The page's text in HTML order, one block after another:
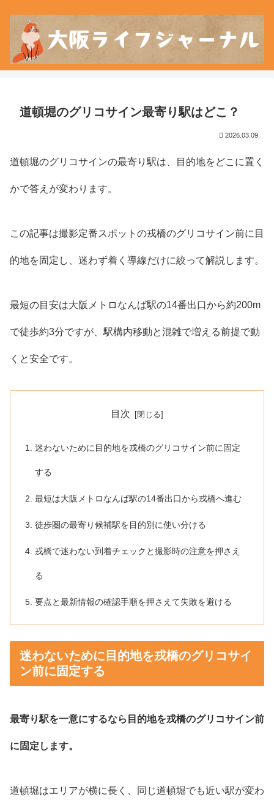
道頓堀のグリコサイン最寄り駅はどこ？
2026.03.09
道頓堀のグリコサインの最寄り駅は、目的地をどこに置く
かで答えが変わります。
この記事は撮影定番スポットの戎橋のグリコサイン前に目
的地を固定し、迷わず着く導線だけに絞って解説します。
最短の目安は大阪メトロなんば駅の14番出口から約200m
で徒歩約3分ですが、駅構内移動と混雑で増える前提で動
くと安全です。
目次
迷わないために目的地を戎橋のグリコサイン前に固定
する
最短は大阪メトロなんば駅の14番出口から戎橋へ進む
徒歩圏の最寄り候補駅を目的別に使い分ける
戎橋で迷わない到着チェックと撮影時の注意を押さえ
る
要点と最新情報の確認手順を押さえて失敗を避ける
迷わないために目的地を戎橋のグリコサイ
ン前に固定する
最寄り駅を一意にするなら目的地を戎橋のグリコサイン前
に固定します。
道頓堀はエリアが横に長く、同じ道頓堀でも近い駅が変わ